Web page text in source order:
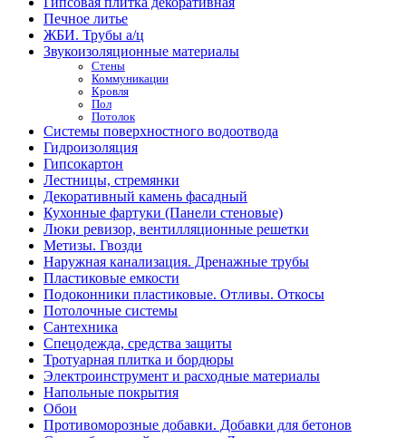
Печное литье
ЖБИ. Трубы а/ц
Звукоизоляционные материалы
Стены
Коммуникации
Кровля
Пол
Потолок
Системы поверхностного водоотвода
Гидроизоляция
Гипсокартон
Лестницы, стремянки
Декоративный камень фасадный
Кухонные фартуки (Панели стеновые)
Люки ревизор, вентилляционные решетки
Метизы. Гвозди
Наружная канализация. Дренажные трубы
Пластиковые емкости
Подоконники пластиковые. Отливы. Откосы
Потолочные системы
Сантехника
Спецодежда, средства защиты
Тротуарная плитка и бордюры
Электроинструмент и расходные материалы
Напольные покрытия
Обои
Противоморозные добавки. Добавки для бетонов